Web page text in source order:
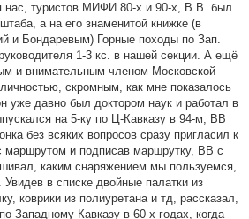
нас, туристов МИФИ 80-х и 90-х, В.В. был
а на его знаменитой книжке (в
и Бондаревым) Горные походы по Зап.
1-3 кс. в нашей секции. А ещё
и внимательным членом Московской
скромным, как мне показалось
уже давно был доктором наук и работал в
на 5-ку по Ц-Кавказу в 94-м, ВВ
без всяких вопросов сразу пригласил к
маршрутом и подписав маршрутку, ВВ с
каким снаряжением мы пользуемся,
Увидев в списке двойные палатки из
коврики из полиуретана и тд, рассказал,
Западному Кавказу в 60-х годах, когда